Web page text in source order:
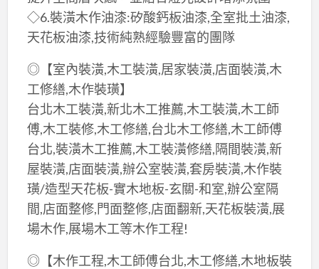
◇6.裝潢木作油漆:矽酸鈣板油漆,全室批土油漆,
天花板油漆,技術純熟經驗豐富的團隊
◎【室內裝潢,木工裝潢,居家裝潢,店面裝潢,木
工修繕,木作裝璜】
台北木工裝潢,新北木工推薦,木工裝潢,木工師
傅,木工裝修,木工修繕,台北木工修繕,木工師傅
台北,裝潢木工推薦,木工裝潢修繕,隔間裝潢,新
屋裝潢,店面裝潢,辦公室裝潢,套房裝潢,木作裝
璜/造型天花板-實木地板-玄關-和室,辦公室隔
間,店面整修,門面整修,店面翻新,天花板裝潢,展
場木作,展場木工等木作工程!
◎【木作工程,木工師傅台北,木工修繕,木地板裝